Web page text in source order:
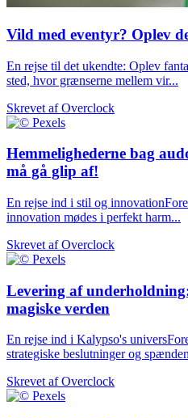
Vild med eventyr? Oplev
En rejse til det ukendte: Oplev
sted, hvor grænserne mellem vir...
Skrevet afOverclock
Hemmelighederne bag
må gå glip af!
En rejse ind i stil og
innovation mødes i perfekt harm...
Skrevet afOverclock
Levering af
magiske verden
En rejse ind i Kalypso's
strategiske beslutninger og
Skrevet afOverclock